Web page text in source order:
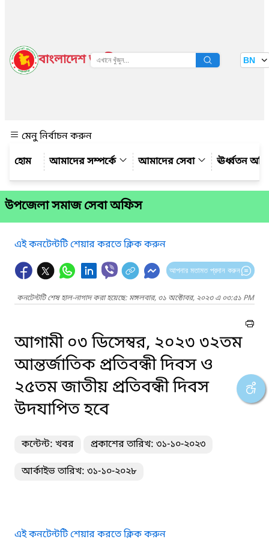
বাংলাদেশ জাতীয় তথ্য বাতায়ন BN
মেনু নির্বাচন করুন
আমাদের সম্পর্কে
আমাদের সেবা ঊর্ধ্বতন
উপজেলা সমাজ সেবা অফিস
এই কনটেন্টটি শেয়ার করতে ক্লিক করুন
আপনার মতামত প্রদান করুন
কনটেন্টটি শেষ হাল-নাগাদ করা হয়েছে: মঙ্গলবার, ৩১ অক্টোবর, ২০২৩ এ ০৩:৫১ PM
আগামী ০৩ ডিসেম্বর, ২০২৩ ৩২তম
আন্তর্জাতিক প্রতিবন্ধী দিবস ও
২৫তম জাতীয় প্রতিবন্ধী দিবস
উদযাপিত হবে
কন্টেন্ট: খবর প্রকাশের তারিখ: ৩১-১০-২০২৩
আর্কাইভ তারিখ: ৩১-১০-২০২৮
এই কনটেন্টটি শেয়ার করতে ক্লিক করুন